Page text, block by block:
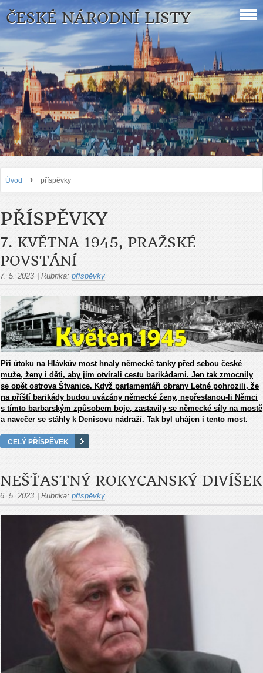
ČESKÉ NÁRODNÍ LISTY
Úvod › příspěvky
PŘÍSPĚVKY
7. KVĚTNA 1945, PRAŽSKÉ
POVSTÁNÍ
7. 5. 2023 Rubrika: příspěvky
Při útoku na Hlávkův most hnaly německé tanky před sebou české
muže, ženy i děti, aby jim otvírali cestu barikádami. Jen tak zmocnily
se opět ostrova Štvanice. Když parlamentáři obrany Letné pohrozili, že
na příští barikády budou uvázány německé ženy, nepřestanou-li Němci
s tímto barbarským způsobem boje, zastavily se německé síly na mostě
a navečer se stáhly k Denisovu nádraží. Tak byl uhájen i tento most.
CELÝ PŘÍSPĚVEK
NEŠŤASTNÝ ROKYCANSKÝ DIVÍŠEK
6. 5. 2023 Rubrika: příspěvky